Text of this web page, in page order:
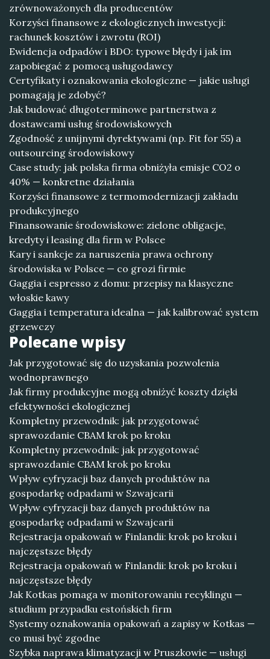
zrównoważonych dla producentów
Korzyści finansowe z ekologicznych inwestycji:
rachunek kosztów i zwrotu (ROI)
Ewidencja odpadów i BDO: typowe błędy i jak im
zapobiegać z pomocą usługodawcy
Certyfikaty i oznakowania ekologiczne — jakie usługi
pomagają je zdobyć?
Jak budować długoterminowe partnerstwa z
dostawcami usług środowiskowych
Zgodność z unijnymi dyrektywami (np. Fit for 55) a
outsourcing środowiskowy
Case study: jak polska firma obniżyła emisje CO2 o
40% — konkretne działania
Korzyści finansowe z termomodernizacji zakładu
produkcyjnego
Finansowanie środowiskowe: zielone obligacje,
kredyty i leasing dla firm w Polsce
Kary i sankcje za naruszenia prawa ochrony
środowiska w Polsce — co grozi firmie
Gaggia i espresso z domu: przepisy na klasyczne
włoskie kawy
Gaggia i temperatura idealna — jak kalibrować system
grzewczy
Polecane wpisy
Jak przygotować się do uzyskania pozwolenia
wodnoprawnego
Jak firmy produkcyjne mogą obniżyć koszty dzięki
efektywności ekologicznej
Kompletny przewodnik: jak przygotować
sprawozdanie CBAM krok po kroku
Kompletny przewodnik: jak przygotować
sprawozdanie CBAM krok po kroku
Wpływ cyfryzacji baz danych produktów na
gospodarkę odpadami w Szwajcarii
Wpływ cyfryzacji baz danych produktów na
gospodarkę odpadami w Szwajcarii
Rejestracja opakowań w Finlandii: krok po kroku i
najczęstsze błędy
Rejestracja opakowań w Finlandii: krok po kroku i
najczęstsze błędy
Jak Kotkas pomaga w monitorowaniu recyklingu —
studium przypadku estońskich firm
Systemy oznakowania opakowań a zapisy w Kotkas —
co musi być zgodne
Szybka naprawa klimatyzacji w Pruszkowie — usługi